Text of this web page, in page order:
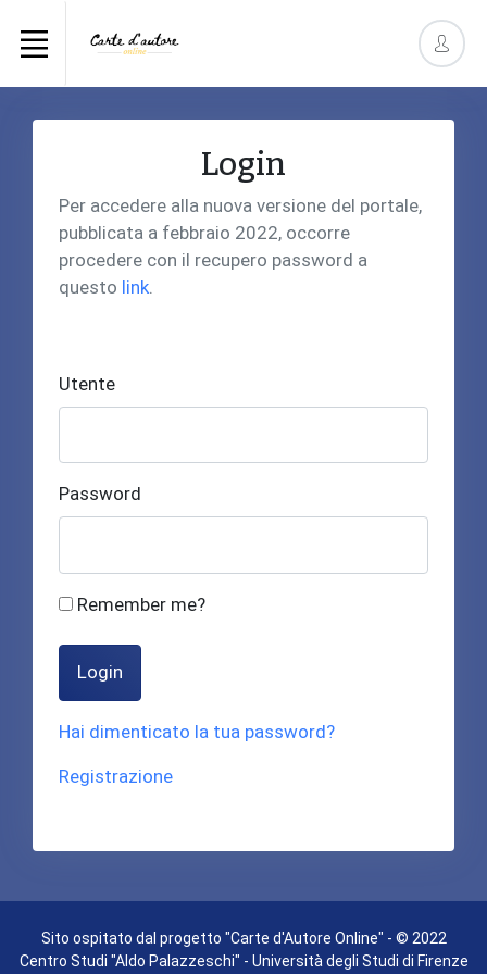
Login
Per accedere alla nuova versione del portale,
pubblicata a febbraio 2022, occorre
procedere con il recupero password a
questo link.
Utente
Password
Remember me?
Login
Hai dimenticato la tua password?
Registrazione
Sito ospitato dal progetto "Carte d'Autore Online" - © 2022
Centro Studi "Aldo Palazzeschi" - Università degli Studi di Firenze